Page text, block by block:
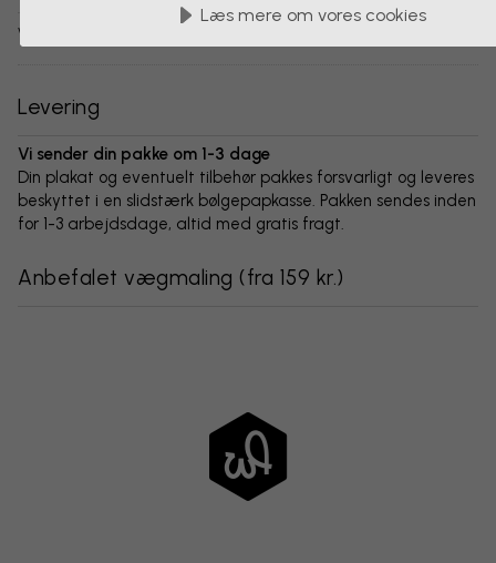
Levering
Vi sender din pakke om 1-3 dage
Din plakat og eventuelt tilbehør pakkes forsvarligt og leveres
beskyttet i en slidstærk bølgepapkasse. Pakken sendes inden
for 1-3 arbejdsdage, altid med gratis fragt.
Anbefalet vægmaling (fra 159 kr.)
Læs mere om vores cookies